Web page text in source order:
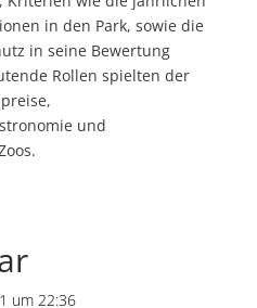
in den Park, sowie die
in seine Bewertung
Rollen spielten der
und
um 22:36